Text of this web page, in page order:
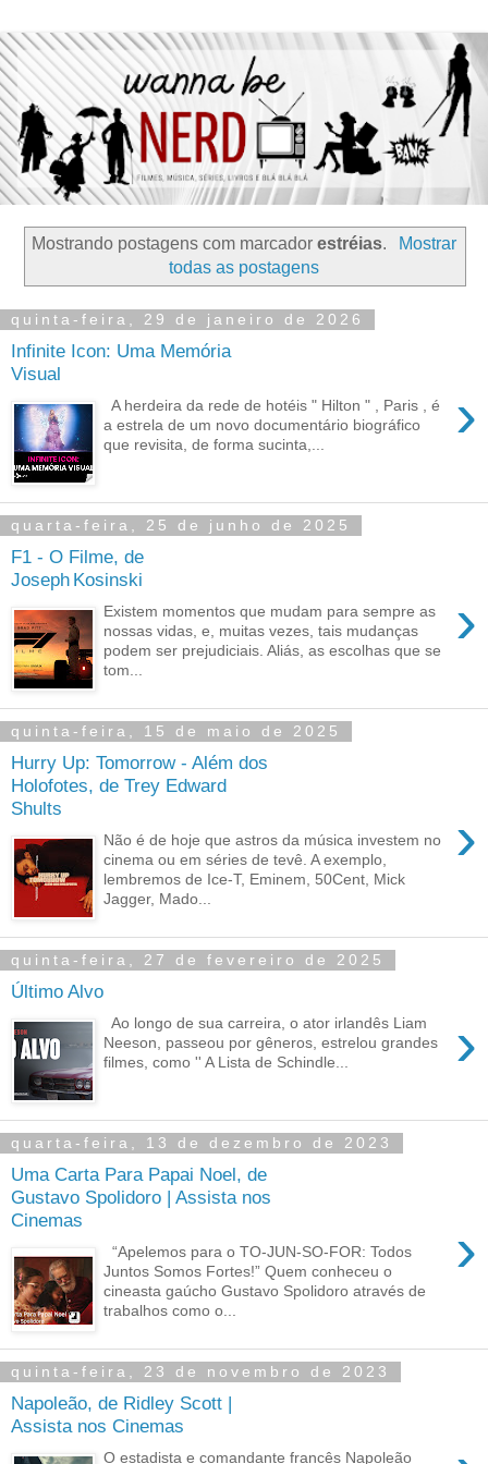
Mostrando postagens com marcadorestréias.
Mostrar
todas as postagens
quinta-feira, 29 de janeiro de 2026
Infinite Icon: Uma Memória
Visual
›
A herdeira da rede de hotéis " Hilton " , Paris , é
a estrela de um novo documentário biográfico
que revisita, de forma sucinta,...
quarta-feira, 25 de junho de 2025
F1 - O Filme, de
Joseph Kosinski
›
Existem momentos que mudam para sempre as
nossas vidas, e, muitas vezes, tais mudanças
podem ser prejudiciais. Aliás, as escolhas que se
tom...
quinta-feira, 15 de maio de 2025
Hurry Up: Tomorrow - Além dos
Holofotes, de Trey Edward
Shults
›
Não é de hoje que astros da música investem no
cinema ou em séries de tevê. A exemplo,
lembremos de Ice-T, Eminem, 50Cent, Mick
Jagger, Mado...
quinta-feira, 27 de fevereiro de 2025
Último Alvo
›
Ao longo de sua carreira, o ator irlandês Liam
Neeson, passeou por gêneros, estrelou grandes
filmes, como '' A Lista de Schindle...
quarta-feira, 13 de dezembro de 2023
Uma Carta Para Papai Noel, de
Gustavo Spolidoro | Assista nos
Cinemas
›
“Apelemos para o TO-JUN-SO-FOR: Todos
Juntos Somos Fortes!” Quem conheceu o
cineasta gaúcho Gustavo Spolidoro através de
trabalhos como o...
quinta-feira, 23 de novembro de 2023
Napoleão, de Ridley Scott |
Assista nos Cinemas
O estadista e comandante francês Napoleão